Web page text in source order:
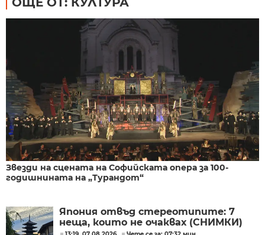
Звезди на сцената на Софийската опера за 100-
годишнината на „Турандот“
Япония отвъд стереотипите: 7
неща, които не очаквах (СНИМКИ)